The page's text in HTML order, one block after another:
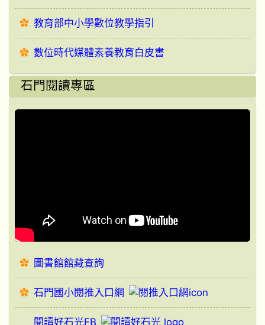
教育部中小學數位教學指引
數位時代媒體素養教育白皮書
石門閱讀專區
圖書館館藏查詢
石門國小閱推入口網
閱讀好石光FB